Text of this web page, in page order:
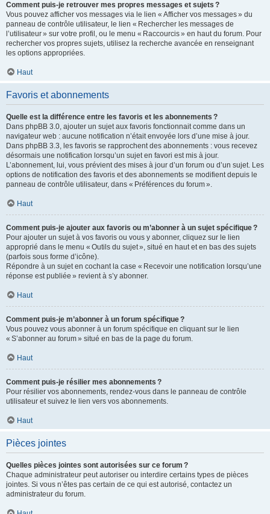
Comment puis-je retrouver mes propres messages et sujets ?
Vous pouvez afficher vos messages via le lien « Afficher vos messages » du
panneau de contrôle utilisateur, le lien « Rechercher les messages de
l’utilisateur » sur votre profil, ou le menu « Raccourcis » en haut du forum. Pour
rechercher vos propres sujets, utilisez la recherche avancée en renseignant
les options appropriées.
Haut
Favoris et abonnements
Quelle est la différence entre les favoris et les abonnements ?
Dans phpBB 3.0, ajouter un sujet aux favoris fonctionnait comme dans un
navigateur web : aucune notification n’était envoyée lors d’une mise à jour.
Dans phpBB 3.3, les favoris se rapprochent des abonnements : vous recevez
désormais une notification lorsqu’un sujet en favori est mis à jour.
L’abonnement, lui, vous prévient des mises à jour d’un forum ou d’un sujet. Les
options de notification des favoris et des abonnements se modifient depuis le
panneau de contrôle utilisateur, dans « Préférences du forum ».
Haut
Comment puis-je ajouter aux favoris ou m’abonner à un sujet spécifique ?
Pour ajouter un sujet à vos favoris ou vous y abonner, cliquez sur le lien
approprié dans le menu « Outils du sujet », situé en haut et en bas des sujets
(parfois sous forme d’icône).
Répondre à un sujet en cochant la case « Recevoir une notification lorsqu’une
réponse est publiée » revient à s’y abonner.
Haut
Comment puis-je m’abonner à un forum spécifique ?
Vous pouvez vous abonner à un forum spécifique en cliquant sur le lien
« S’abonner au forum » situé en bas de la page du forum.
Haut
Comment puis-je résilier mes abonnements ?
Pour résilier vos abonnements, rendez-vous dans le panneau de contrôle
utilisateur et suivez le lien vers vos abonnements.
Haut
Pièces jointes
Quelles pièces jointes sont autorisées sur ce forum ?
Chaque administrateur peut autoriser ou interdire certains types de pièces
jointes. Si vous n’êtes pas certain de ce qui est autorisé, contactez un
administrateur du forum.